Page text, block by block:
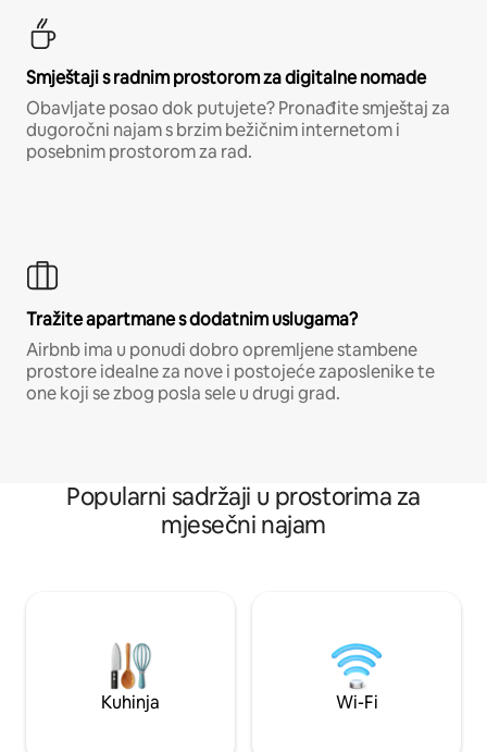
Smještaji s radnim prostorom za digitalne nomade
Obavljate posao dok putujete? Pronađite smještaj za
dugoročni najam s brzim bežičnim internetom i
posebnim prostorom za rad.
Tražite apartmane s dodatnim uslugama?
Airbnb ima u ponudi dobro opremljene stambene
prostore idealne za nove i postojeće zaposlenike te
one koji se zbog posla sele u drugi grad.
Popularni sadržaji u prostorima za
mjesečni najam
Kuhinja Wi-Fi